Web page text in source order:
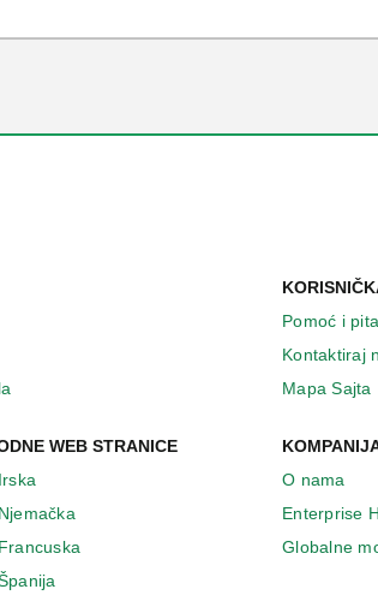
WEB STRANICE
Pomoć i
Kontaktiraj
Mapa Sajta
O nama
Enterprise
Globalne